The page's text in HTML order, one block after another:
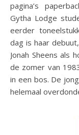
pagina’s
Gytha Lodge
eerder
dag is haar
Jonah Sheens als
de zomer van
in een bos. De
helemaal